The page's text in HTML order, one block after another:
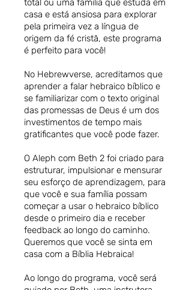
total ou uma família que estuda em
casa e está ansiosa para explorar
pela primeira vez a língua de
origem da fé cristã, este programa
é perfeito para você!
No Hebrewverse, acreditamos que
aprender a falar hebraico bíblico e
se familiarizar com o texto original
das promessas de Deus é um dos
investimentos de tempo mais
gratificantes que você pode fazer.
O Aleph com Beth 2 foi criado para
estruturar, impulsionar e mensurar
seu esforço de aprendizagem, para
que você e sua família possam
começar a usar o hebraico bíblico
desde o primeiro dia e receber
feedback ao longo do caminho.
Queremos que você se sinta em
casa com a Bíblia Hebraica!
Ao longo do programa, você será